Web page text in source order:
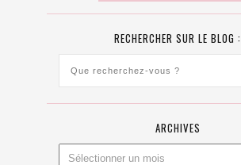
RECHERCHER SUR LE BLOG :
ARCHIVES